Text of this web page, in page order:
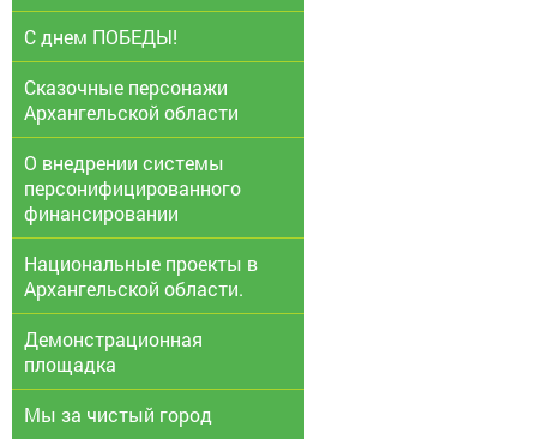
С днем ПОБЕДЫ!
Сказочные персонажи
Архангельской области
О внедрении системы
персонифицированного
финансировании
Национальные проекты в
Архангельской области.
Демонстрационная
площадка
Мы за чистый город